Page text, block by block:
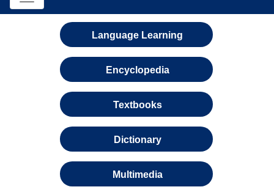
Language Learning
Encyclopedia
Textbooks
Dictionary
Multimedia